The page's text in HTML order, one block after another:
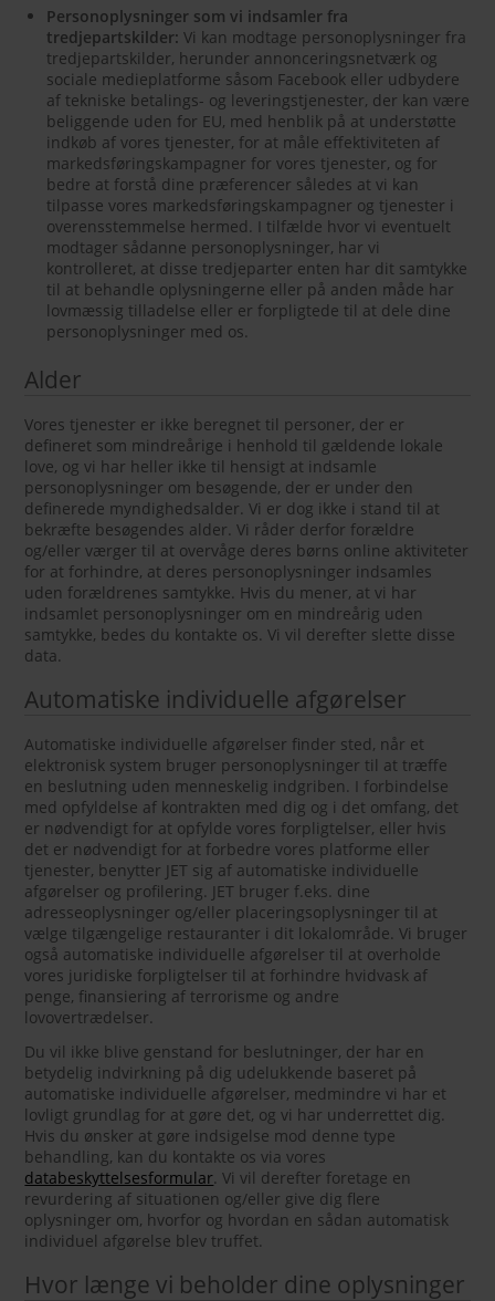
Personoplysninger som vi indsamler fra
tredjepartskilder: Vi kan modtage personoplysninger fra
tredjepartskilder, herunder annonceringsnetværk og
sociale medieplatforme såsom Facebook eller udbydere
af tekniske betalings- og leveringstjenester, der kan være
beliggende uden for EU, med henblik på at understøtte
indkøb af vores tjenester, for at måle effektiviteten af
markedsføringskampagner for vores tjenester, og for
bedre at forstå dine præferencer således at vi kan
tilpasse vores markedsføringskampagner og tjenester i
overensstemmelse hermed. I tilfælde hvor vi eventuelt
modtager sådanne personoplysninger, har vi
kontrolleret, at disse tredjeparter enten har dit samtykke
til at behandle oplysningerne eller på anden måde har
lovmæssig tilladelse eller er forpligtede til at dele dine
personoplysninger med os.
Alder
Vores tjenester er ikke beregnet til personer, der er
defineret som mindreårige i henhold til gældende lokale
love, og vi har heller ikke til hensigt at indsamle
personoplysninger om besøgende, der er under den
definerede myndighedsalder. Vi er dog ikke i stand til at
bekræfte besøgendes alder. Vi råder derfor forældre
og/eller værger til at overvåge deres børns online aktiviteter
for at forhindre, at deres personoplysninger indsamles
uden forældrenes samtykke. Hvis du mener, at vi har
indsamlet personoplysninger om en mindreårig uden
samtykke, bedes du kontakte os. Vi vil derefter slette disse
data.
Automatiske individuelle afgørelser
Automatiske individuelle afgørelser finder sted, når et
elektronisk system bruger personoplysninger til at træffe
en beslutning uden menneskelig indgriben. I forbindelse
med opfyldelse af kontrakten med dig og i det omfang, det
er nødvendigt for at opfylde vores forpligtelser, eller hvis
det er nødvendigt for at forbedre vores platforme eller
tjenester, benytter JET sig af automatiske individuelle
afgørelser og profilering. JET bruger f.eks. dine
adresseoplysninger og/eller placeringsoplysninger til at
vælge tilgængelige restauranter i dit lokalområde. Vi bruger
også automatiske individuelle afgørelser til at overholde
vores juridiske forpligtelser til at forhindre hvidvask af
penge, finansiering af terrorisme og andre
lovovertrædelser.
Du vil ikke blive genstand for beslutninger, der har en
betydelig indvirkning på dig udelukkende baseret på
automatiske individuelle afgørelser, medmindre vi har et
lovligt grundlag for at gøre det, og vi har underrettet dig.
Hvis du ønsker at gøre indsigelse mod denne type
behandling, kan du kontakte os via vores
databeskyttelsesformular. Vi vil derefter foretage en
revurdering af situationen og/eller give dig flere
oplysninger om, hvorfor og hvordan en sådan automatisk
individuel afgørelse blev truffet.
Hvor længe vi beholder dine oplysninger